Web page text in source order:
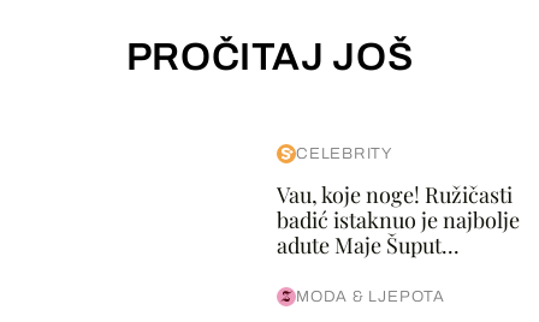
PROČITAJ JOŠ
CELEBRITY
Vau, koje noge! Ružičasti
badić istaknuo je najbolje
adute Maje Šuput...
MODA & LJEPOTA